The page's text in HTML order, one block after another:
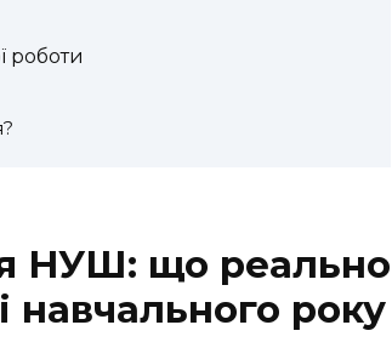
роботи
НУШ: що реально
навчального року